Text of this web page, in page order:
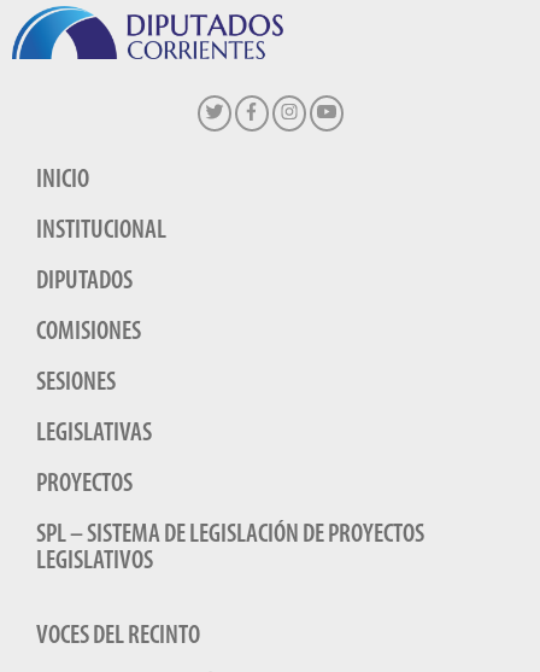
INICIO
INSTITUCIONAL
DIPUTADOS
COMISIONES
SESIONES
LEGISLATIVAS
PROYECTOS
SPL – SISTEMA DE LEGISLACIÓN DE PROYECTOS
LEGISLATIVOS
VOCES DEL RECINTO